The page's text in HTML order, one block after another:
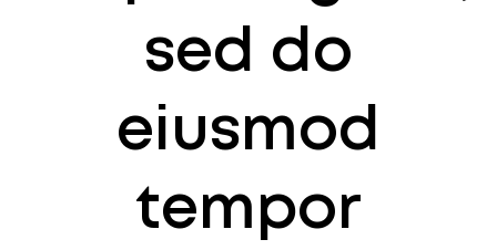
sed do
eiusmod
tempor